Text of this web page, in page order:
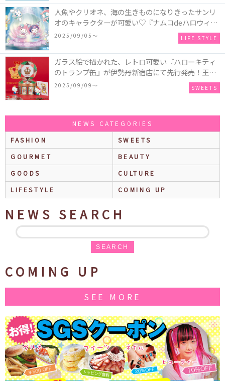
付きのウッドパズル2種類♪
人魚やクリオネ、海の生きものになりきったサンリ
オのキャラクターが可愛い♡『ナムコdeハロウィン
2025～マーメイドファンタジー～』全国のアミュー
ズメント施設「ナムコ」「ナムコオンラインクレー
ン」で開催！
2025/09/05〜 LIFE STYLE
ガラス絵で描かれた、レトロ可愛い『ハローキティ
のトランプ缶』が伊勢丹新宿店にて先行発売！王冠
キティのフィギュア、キティトランプのステッカー
2025/09/09〜 SWEETS
NEWS CATEGORIES
FASHION
SWEETS
GOURMET
BEAUTY
GOODS
CULTURE
LIFESTYLE
COMING UP
NEWS SEARCH
SEARCH
COMING UP
SEE MORE